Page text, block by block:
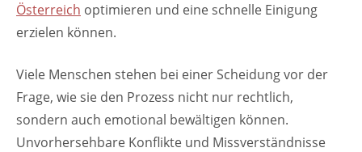
Österreich optimieren und eine schnelle Einigung
erzielen können.
Viele Menschen stehen bei einer Scheidung vor der
Frage, wie sie den Prozess nicht nur rechtlich,
sondern auch emotional bewältigen können.
Unvorhersehbare Konflikte und Missverständnisse